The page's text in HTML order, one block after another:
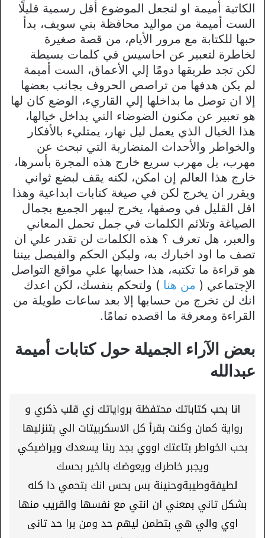
الكاتبة أميمة او لنجعل الموضوع أقل رسمية قليلًا
الست أميمة من مواليد محافظة بني سويف، بدأ
حبها للكتابة مع مرور الأيام، من قصة صغيرة
لخاطرة لتعبير عن احاسيس في كلمات بسيطة
لكن تجد طريقها دومًا إلي الأعماق، الست أميمة
لم يكن هدفها من تراصص الحروف بجانب بعضها
إلا ان توصل ما بداخلها إلي القاريء، الوضع كان لها
هو تعبير عن مكنون الضوضاء التي بداخل خيالها،
هذا الخيال الذي يعمل ليل نهار، يمتليء بالأفكار
والخواطر والأحداث المتضاربة التي تبحث عن
مهرب، بل مهرب سريع خارج هذه المجرة بأسرها،
خارج هذا العالم إن امكن، لكنه يقف لبضع ثواني
ويقرر ان يخرج لكن في صيغة كتابات ابداعية وهذا
اقل القليل في وصفها، يخرج ليبهر الجميع بجمال
الصياغة وتلائم الكلمات في جمل تحمل المعاني
والعبر، هل تعرف ؟ هذه الكلمات لن تقدر علي ان
تصف ما اود اخبارك به، وليكن الحكم والفيصل بيننا
هو قراءة ما تكتبه، هذا حسابها علي مواقع التواصل
الإجتماعي ( من هنا ) ولتحكم بنفسك، لكن اعدك
انك لن تخرج من حسابها إلا بعد ساعات طويلة من
القراءة ومعرفة ما اقصده تمامًا.
بعض الآراء الجميلة حول كتابات أميمة
عبدالله